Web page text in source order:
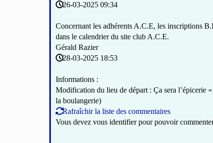
26-03-2025 09:34
Concernant les adhérents A.C.E, les inscriptions
dans le calendrier du site club A.C.E.
Gérald Razier
28-03-2025 18:53
Informations :
Modification du lieu de départ : Ça sera l’épicerie
la boulangerie)
Rafraîchir la liste des commentaires
Vous devez vous identifier pour pouvoir